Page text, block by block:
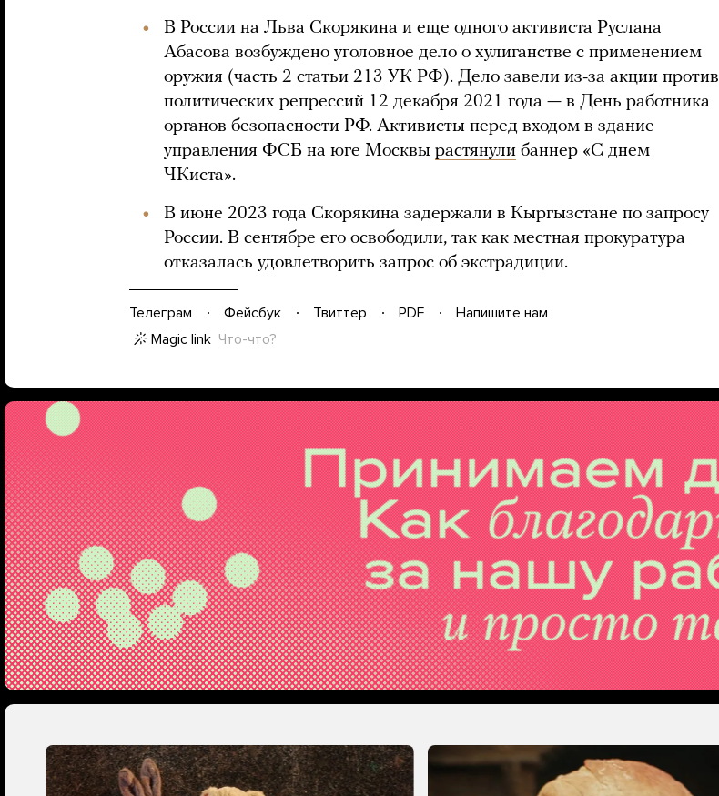
В России на Льва Скорякина и еще одного активиста Руслана
Абасова возбуждено уголовное дело о хулиганстве с применением
оружия (часть 2 статьи 213 УК РФ). Дело завели из-за акции против
политических репрессий 12 декабря 2021 года — в День работника
органов безопасности РФ. Активисты перед входом в здание
управления ФСБ на юге Москвы растянули баннер «С днем
ЧКиста».
В июне 2023 года Скорякина задержали в Кыргызстане по запросу
России. В сентябре его освободили, так как местная прокуратура
отказалась удовлетворить запрос об экстрадиции.
Телеграм Фейсбук Твиттер PDF
Напишите нам
Magic link Что-что?